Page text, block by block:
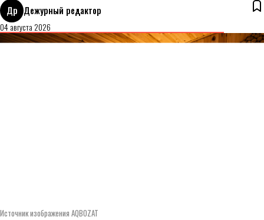
Др Дежурный редактор
04 августа 2026
Источник изображения AQBOZAT